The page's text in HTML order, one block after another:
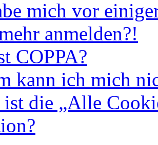
mich vor
anmelden?!
COPPA?
kann ich mich
die „Alle